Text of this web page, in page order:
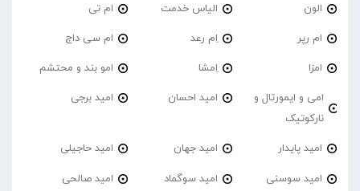
الون الیاس خدمت ام تی
ام رپر اِم رعد ام سی داج
امزا اِمشا امو بند و محتشم
امی و ایمورتال و
نارکوتیک
امید احسان امید برجی
امید پایدار امید جهان امید حاجیلی
امید سوسنی امید سوگماد امید صالحی